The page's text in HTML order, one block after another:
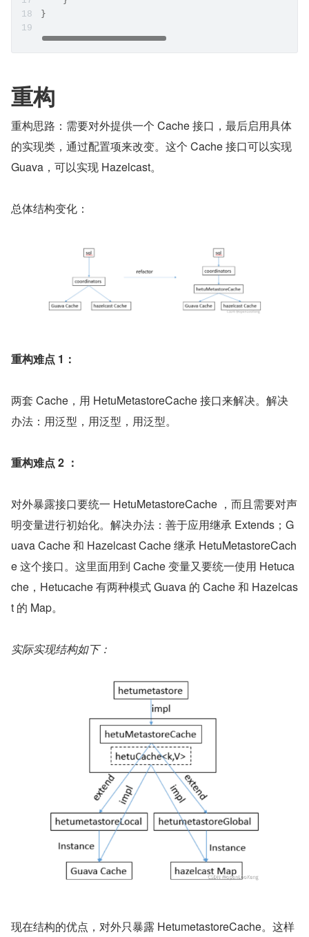
}
重构
重构思路：需要对外提供一个 Cache 接口，最后启用具体
的实现类，通过配置项来改变。这个 Cache 接口可以实现
Guava，可以实现 Hazelcast。
总体结构变化：
重构难点 1：
两套 Cache，用 HetuMetastoreCache 接口来解决。解决
办法：用泛型，用泛型，用泛型。
重构难点 2 ：
对外暴露接口要统一 HetuMetastoreCache ，而且需要对声
明变量进行初始化。解决办法：善于应用继承 Extends；G
uava Cache 和 Hazelcast Cache 继承 HetuMetastoreCach
e 这个接口。这里面用到 Cache 变量又要统一使用 Hetuca
che，Hetucache 有两种模式 Guava 的 Cache 和 Hazelcas
t 的 Map。
实际实现结构如下：
现在结构的优点，对外只暴露 HetumetastoreCache。这样